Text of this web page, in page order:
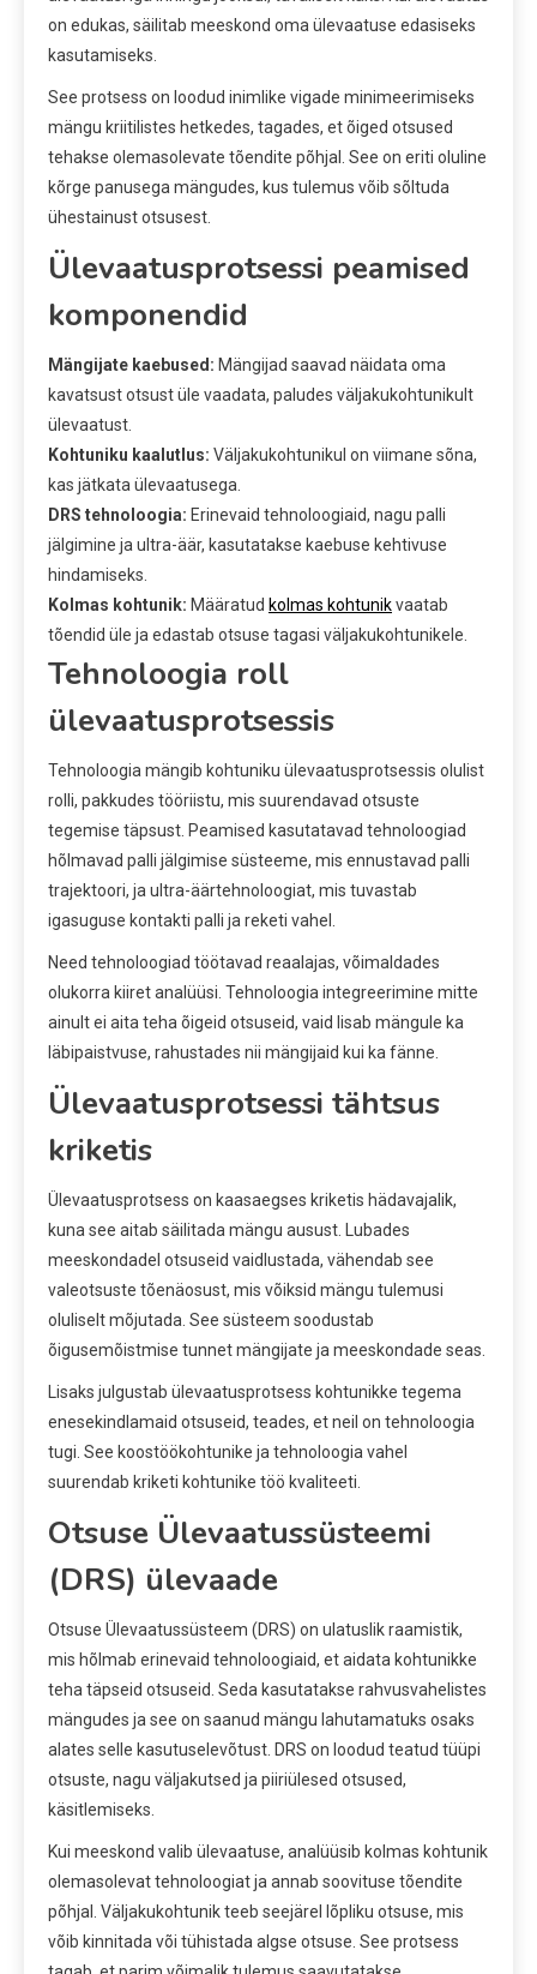
on edukas, säilitab meeskond oma ülevaatuse edasiseks
kasutamiseks.
See protsess on loodud inimlike vigade minimeerimiseks
mängu kriitilistes hetkedes, tagades, et õiged otsused
tehakse olemasolevate tõendite põhjal. See on eriti oluline
kõrge panusega mängudes, kus tulemus võib sõltuda
ühestainust otsusest.
Ülevaatusprotsessi peamised
komponendid
Mängijate kaebused: Mängijad saavad näidata oma
kavatsust otsust üle vaadata, paludes väljakukohtunikult
ülevaatust.
Kohtuniku kaalutlus: Väljakukohtunikul on viimane sõna,
kas jätkata ülevaatusega.
DRS tehnoloogia: Erinevaid tehnoloogiaid, nagu palli
jälgimine ja ultra-äär, kasutatakse kaebuse kehtivuse
hindamiseks.
Kolmas kohtunik: Määratud kolmas kohtunikvaatab
tõendid üle ja edastab otsuse tagasi väljakukohtunikele.
Tehnoloogia roll
ülevaatusprotsessis
Tehnoloogia mängib kohtuniku ülevaatusprotsessis olulist
rolli, pakkudes tööriistu, mis suurendavad otsuste
tegemise täpsust. Peamised kasutatavad tehnoloogiad
hõlmavad palli jälgimise süsteeme, mis ennustavad palli
trajektoori, ja ultra-äärtehnoloogiat, mis tuvastab
igasuguse kontakti palli ja reketi vahel.
Need tehnoloogiad töötavad reaalajas, võimaldades
olukorra kiiret analüüsi. Tehnoloogia integreerimine mitte
ainult ei aita teha õigeid otsuseid, vaid lisab mängule ka
läbipaistvuse, rahustades nii mängijaid kui ka fänne.
Ülevaatusprotsessi tähtsus
kriketis
Ülevaatusprotsess on kaasaegses kriketis hädavajalik,
kuna see aitab säilitada mängu ausust. Lubades
meeskondadel otsuseid vaidlustada, vähendab see
valeotsuste tõenäosust, mis võiksid mängu tulemusi
oluliselt mõjutada. See süsteem soodustab
õigusemõistmise tunnet mängijate ja meeskondade seas.
Lisaks julgustab ülevaatusprotsess kohtunikke tegema
enesekindlamaid otsuseid, teades, et neil on tehnoloogia
tugi. See koostöökohtunike ja tehnoloogia vahel
suurendab kriketi kohtunike töö kvaliteeti.
Otsuse Ülevaatussüsteemi
(DRS) ülevaade
Otsuse Ülevaatussüsteem (DRS) on ulatuslik raamistik,
mis hõlmab erinevaid tehnoloogiaid, et aidata kohtunikke
teha täpseid otsuseid. Seda kasutatakse rahvusvahelistes
mängudes ja see on saanud mängu lahutamatuks osaks
alates selle kasutuselevõtust. DRS on loodud teatud tüüpi
otsuste, nagu väljakutsed ja piiriülesed otsused,
käsitlemiseks.
Kui meeskond valib ülevaatuse, analüüsib kolmas kohtunik
olemasolevat tehnoloogiat ja annab soovituse tõendite
põhjal. Väljakukohtunik teeb seejärel lõpliku otsuse, mis
võib kinnitada või tühistada algse otsuse. See protsess